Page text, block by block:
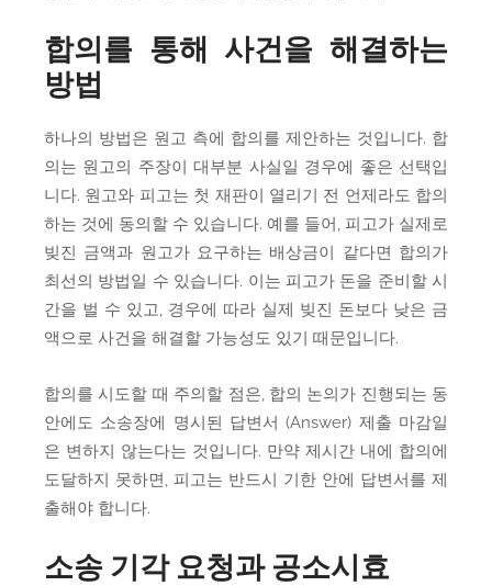
합의를 통해 사건을 해결하는
방법
하나의 방법은 원고 측에 합의를 제안하는 것입니다. 합
의는 원고의 주장이 대부분 사실일 경우에 좋은 선택입
니다. 원고와 피고는 첫 재판이 열리기 전 언제라도 합의
하는 것에 동의할 수 있습니다. 예를 들어, 피고가 실제로
빚진 금액과 원고가 요구하는 배상금이 같다면 합의가
최선의 방법일 수 있습니다. 이는 피고가 돈을 준비할 시
간을 벌 수 있고, 경우에 따라 실제 빚진 돈보다 낮은 금
액으로 사건을 해결할 가능성도 있기 때문입니다.
합의를 시도할 때 주의할 점은, 합의 논의가 진행되는 동
안에도 소송장에 명시된 답변서 (Answer) 제출 마감일
은 변하지 않는다는 것입니다. 만약 제시간 내에 합의에
도달하지 못하면, 피고는 반드시 기한 안에 답변서를 제
출해야 합니다.
소송 기각 요청과 공소시효